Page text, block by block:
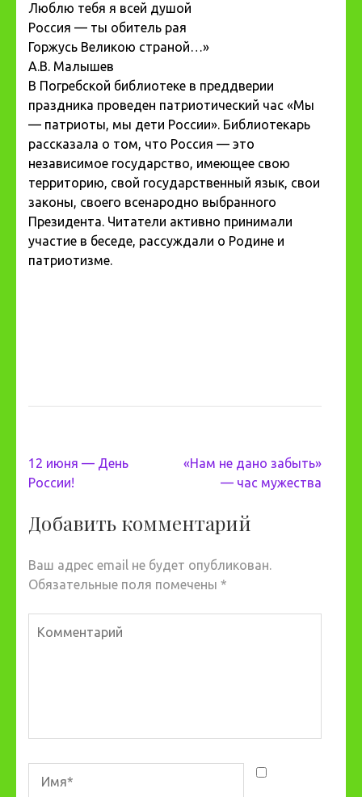
Люблю тебя я всей душой
Россия — ты обитель рая
Горжусь Великою страной…»
А.В. Малышев
В Погребской библиотеке в преддверии
праздника проведен патриотический час «Мы
— патриоты, мы дети России». Библиотекарь
рассказала о том, что Россия — это
независимое государство, имеющее свою
территорию, свой государственный язык, свои
законы, своего всенародно выбранного
Президента. Читатели активно принимали
участие в беседе, рассуждали о Родине и
патриотизме.
Навигация
по
12 июня — День
России!
«Нам не дано забыть»
— час мужества
Добавить комментарий
Ваш адрес email не будет опубликован.
Обязательные поля помечены *